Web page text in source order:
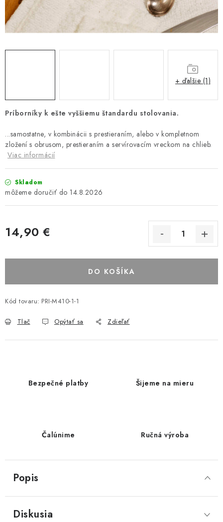
Platba a doprava
Reklamačný poriadok
Všeobecné obchodné podmienky
Ako využíváme cookies
Ochrana osobných údajov
Odstúpenie od zmluvy
Príborníky k ešte vyššiemu štandardu stolovania.
...samostatne, v kombinácii s prestieraním, alebo v kompletnom
zložení s obrusom, prestieraním a servírovacím vreckom na chlieb.
Viac informácií
Skladom
14.8.2026
14,90 €
DO KOŠÍKA
Kód tovaru: PRI-M410-1-1
Tlač Opýtať sa Zdieľať
+ ďalšie (1)
Bezpečné platby Šijeme na mieru
Čalúnime Ručná výroba
Popis
Diskusia